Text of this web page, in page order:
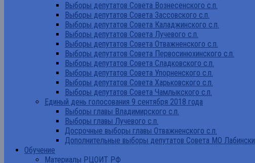
Выборы депутатов Совета Вознесенского с.п.
Выборы депутатов Совета Зассовского с.п.
Выборы депутатов Совета Каладжинского с.п.
Выборы депутатов Совета Лучевого с.п.
Выборы депутатов Совета Отважненского с.п.
Выборы депутатов Совета Первосинюхинского с.п.
Выборы депутатов Совета Сладковского с.п.
Выборы депутатов Совета Упорненского с.п.
Выборы депутатов Совета Харьковского с.п.
Выборы депутатов Совета Чамлыкского с.п.
Единый день голосования 9 сентября 2018 года
Выборы главы Владимирского с.п.
Выборы главы Лучевого с.п.
Досрочные выборы главы Отважненского с.п.
Дополнительные выборы депутатов Совета МО
Обучение
Материалы РЦОИТ РФ